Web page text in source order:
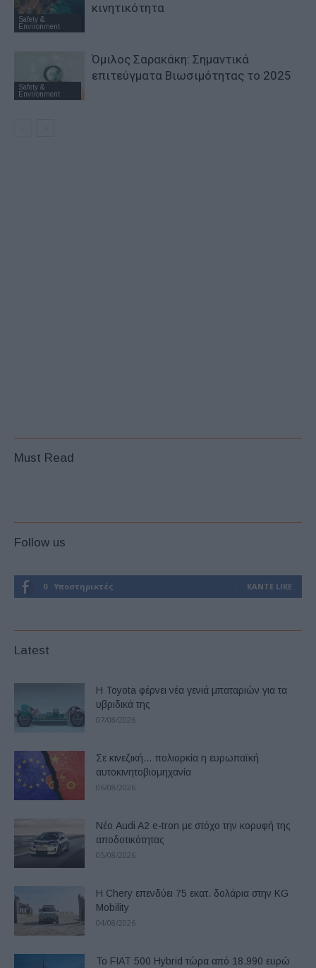
Safety &
Environment
κινητικότητα
Safety &
Environment
Όμιλος Σαρακάκη: Σημαντικά
επιτεύγματα Βιωσιμότητας το 2025
Must Read
Follow us
0 Υποστηρικτές ΚΆΝΤΕ LIKE
Latest
Η Toyota φέρνει νέα γενιά μπαταριών για τα
υβριδικά της
07/08/2026
Σε κινεζική… πολιορκία η ευρωπαϊκή
αυτοκινητοβιομηχανία
06/08/2026
Νέο Audi A2 e-tron με στόχο την κορυφή της
αποδοτικότητας
05/08/2026
Η Chery επενδύει 75 εκατ. δολάρια στην KG
Mobility
04/08/2026
Το FIAT 500 Hybrid τώρα από 18.990 ευρώ